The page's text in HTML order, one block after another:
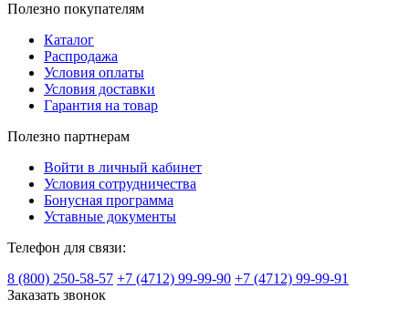
Полезно покупателям
Каталог
Распродажа
Условия оплаты
Условия доставки
Гарантия на товар
Полезно партнерам
Войти в личный кабинет
Условия сотрудничества
Бонусная программа
Уставные документы
Телефон для связи:
8 (800) 250-58-57 +7 (4712) 99-99-90 +7 (4712) 99-99-91
Заказать звонок